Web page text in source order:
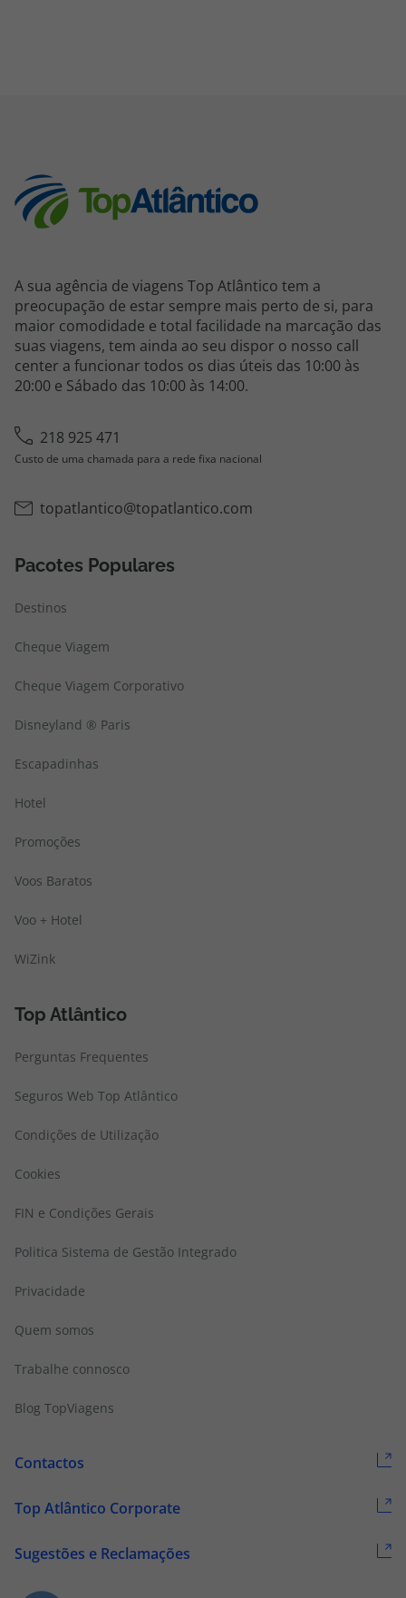
A sua agência de viagens Top Atlântico tem a
preocupação de estar sempre mais perto de si, para
maior comodidade e total facilidade na marcação das
suas viagens, tem ainda ao seu dispor o nosso call
center a funcionar todos os dias úteis das 10:00 às
20:00 e Sábado das 10:00 às 14:00.
218 925 471
Custo de uma chamada para a rede fixa nacional
topatlantico@topatlantico.com
Pacotes Populares
Destinos
Cheque Viagem
Cheque Viagem Corporativo
Disneyland ® Paris
Escapadinhas
Hotel
Promoções
Voos Baratos
Voo + Hotel
WiZink
Top Atlântico
Perguntas Frequentes
Seguros Web Top Atlântico
Condições de Utilização
Cookies
FIN e Condições Gerais
Politica Sistema de Gestão Integrado
Privacidade
Quem somos
Trabalhe connosco
Blog TopViagens
Contactos
Top Atlântico Corporate
Sugestões e Reclamações